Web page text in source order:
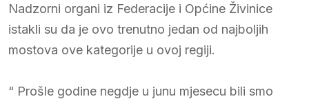
Nadzorni organi iz Federacije i Općine Živinice
istakli su da je ovo trenutno jedan od najboljih
mostova ove kategorije u ovoj regiji.
“ Prošle godine negdje u junu mjesecu bili smo